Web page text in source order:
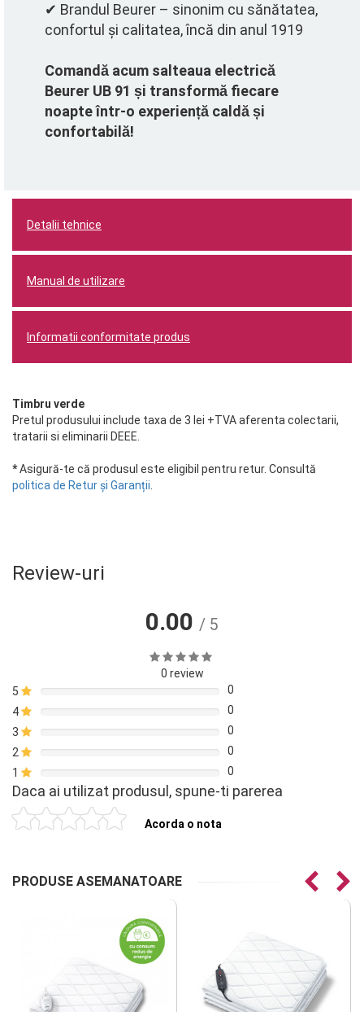
✔ Brandul Beurer – sinonim cu sănătatea,
confortul și calitatea, încă din anul 1919
Comandă acum salteaua electrică
Beurer UB 91 și transformă fiecare
noapte într-o experiență caldă și
confortabilă!
Detalii tehnice
Manual de utilizare
Informatii conformitate produs
Timbru verde
Pretul produsului include taxa de 3 lei +TVA aferenta colectarii,
tratarii si eliminarii DEEE.
*Asigură-te că produsul este eligibil pentru retur. Consultă
politica de Retur și Garanții
Review-uri
0.00 / 5
0 review
5
0
4
0
3
0
2
0
1
0
Daca ai utilizat produsul, spune-ti parerea
Acorda o nota
PRODUSE ASEMANATOARE